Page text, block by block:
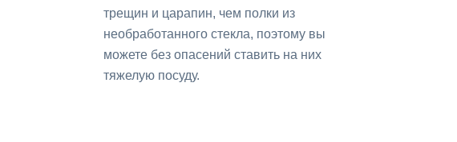
трещин и царапин, чем полки из
необработанного стекла, поэтому вы
можете без опасений ставить на них
тяжелую посуду.